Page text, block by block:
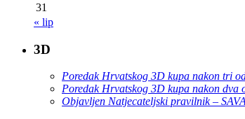
31
« lip
3D
Poredak Hrvatskog 3D kupa nakon tri
Poredak Hrvatskog 3D kupa nakon dva
Objavljen Natjecateljski pravilnik –